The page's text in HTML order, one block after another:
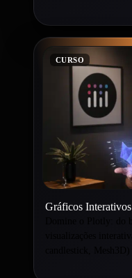
CURSO
Gráficos
visualizações